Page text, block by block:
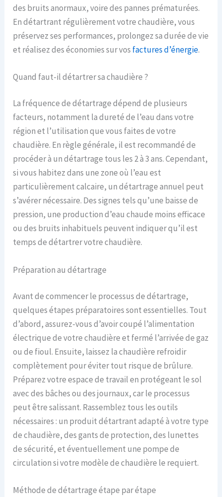
des bruits anormaux, voire des pannes prématurées.
En détartrant régulièrement votre chaudière, vous
préservez ses performances, prolongez sa durée de vie
et réalisez des économies sur vos factures d’énergie.
Quand faut-il détartrer sa chaudière ?
La fréquence de détartrage dépend de plusieurs
facteurs, notamment la dureté de l’eau dans votre
région et l’utilisation que vous faites de votre
chaudière. En règle générale, il est recommandé de
procéder à un détartrage tous les 2 à 3 ans. Cependant,
si vous habitez dans une zone où l’eau est
particulièrement calcaire, un détartrage annuel peut
s’avérer nécessaire. Des signes tels qu’une baisse de
pression, une production d’eau chaude moins efficace
ou des bruits inhabituels peuvent indiquer qu’il est
temps de détartrer votre chaudière.
Préparation au détartrage
Avant de commencer le processus de détartrage,
quelques étapes préparatoires sont essentielles. Tout
d’abord, assurez-vous d’avoir coupé l’alimentation
électrique de votre chaudière et fermé l’arrivée de gaz
ou de fioul. Ensuite, laissez la chaudière refroidir
complètement pour éviter tout risque de brûlure.
Préparez votre espace de travail en protégeant le sol
avec des bâches ou des journaux, car le processus
peut être salissant. Rassemblez tous les outils
nécessaires : un produit détartrant adapté à votre type
de chaudière, des gants de protection, des lunettes
de sécurité, et éventuellement une pompe de
circulation si votre modèle de chaudière le requiert.
Méthode de détartrage étape par étape